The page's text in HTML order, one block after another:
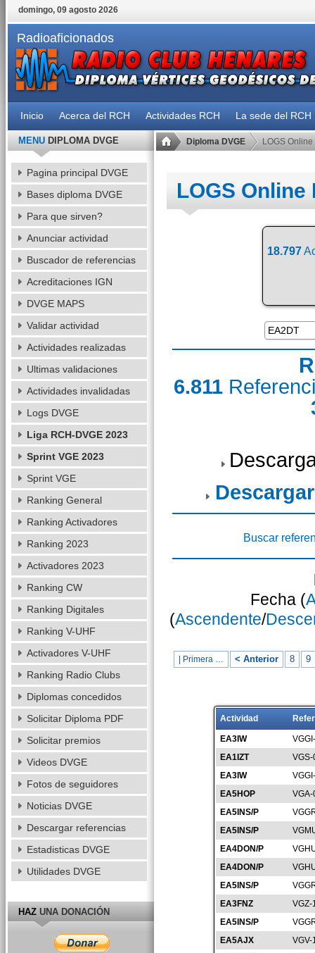
domingo, 09 agosto 2026
Radioaficionados
Inicio Acerca del RCH Actividades RCH La sede del RCH
Diploma DVGE LOGS Online
LOGS Online
18.797
6.811
Buscar
Fecha (
(Ascendente/
| Primera … < Anterior 8 9
Actividad
EA3IW
EA1IZT
EA3IW
EA5HOP
EA5INS/P
EA5INS/P
EA4DON/P
EA4DON/P
EA5INS/P
EA3FNZ
VGZ-
EA5INS/P
EA5AJX
VGV-
MENUDIPLOMA DVGE
Pagina principal DVGE
Bases diploma DVGE
Para que sirven?
Anunciar actividad
Buscador de referencias
Acreditaciones IGN
DVGE MAPS
Validar actividad
Actividades realizadas
Ultimas validaciones
Actividades invalidadas
Logs DVGE
Liga RCH-DVGE 2023
Sprint VGE 2023
Sprint VGE
Ranking General
Ranking Activadores
Ranking 2023
Activadores 2023
Ranking CW
Ranking Digitales
Ranking V-UHF
Activadores V-UHF
Ranking Radio Clubs
Diplomas concedidos
Solicitar Diploma PDF
Solicitar premios
Videos DVGE
Fotos de seguidores
Noticias DVGE
Descargar referencias
Estadisticas DVGE
Utilidades DVGE
HAZUNA DONACIÓN